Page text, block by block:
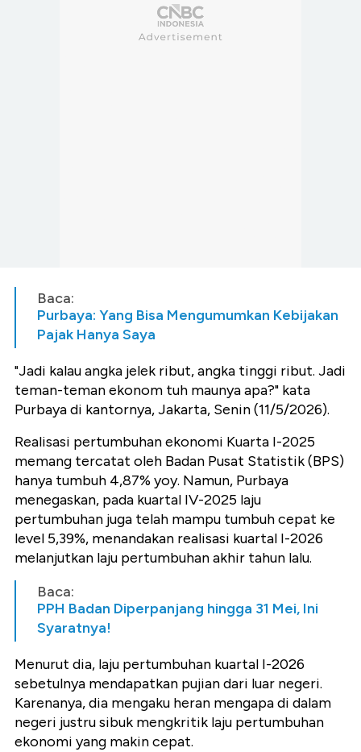
Baca:
Purbaya: Yang Bisa Mengumumkan Kebijakan
Pajak Hanya Saya
"Jadi kalau angka jelek ribut, angka tinggi ribut. Jadi
teman-teman ekonom tuh maunya apa?" kata
Purbaya di kantornya, Jakarta, Senin (11/5/2026).
Realisasi pertumbuhan ekonomi Kuarta I-2025
memang tercatat oleh Badan Pusat Statistik (BPS)
hanya tumbuh 4,87% yoy. Namun, Purbaya
menegaskan, pada kuartal IV-2025 laju
pertumbuhan juga telah mampu tumbuh cepat ke
level 5,39%, menandakan realisasi kuartal I-2026
melanjutkan laju pertumbuhan akhir tahun lalu.
Baca:
PPH Badan Diperpanjang hingga 31 Mei, Ini
Syaratnya!
Menurut dia, laju pertumbuhan kuartal I-2026
sebetulnya mendapatkan pujian dari luar negeri.
Karenanya, dia mengaku heran mengapa di dalam
negeri justru sibuk mengkritik laju pertumbuhan
ekonomi yang makin cepat.